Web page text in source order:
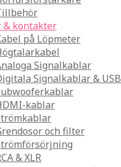
& kontakter
på Löpmeter
Signalkablar
Signalkablar & USB
kablar
och filter
& XLR